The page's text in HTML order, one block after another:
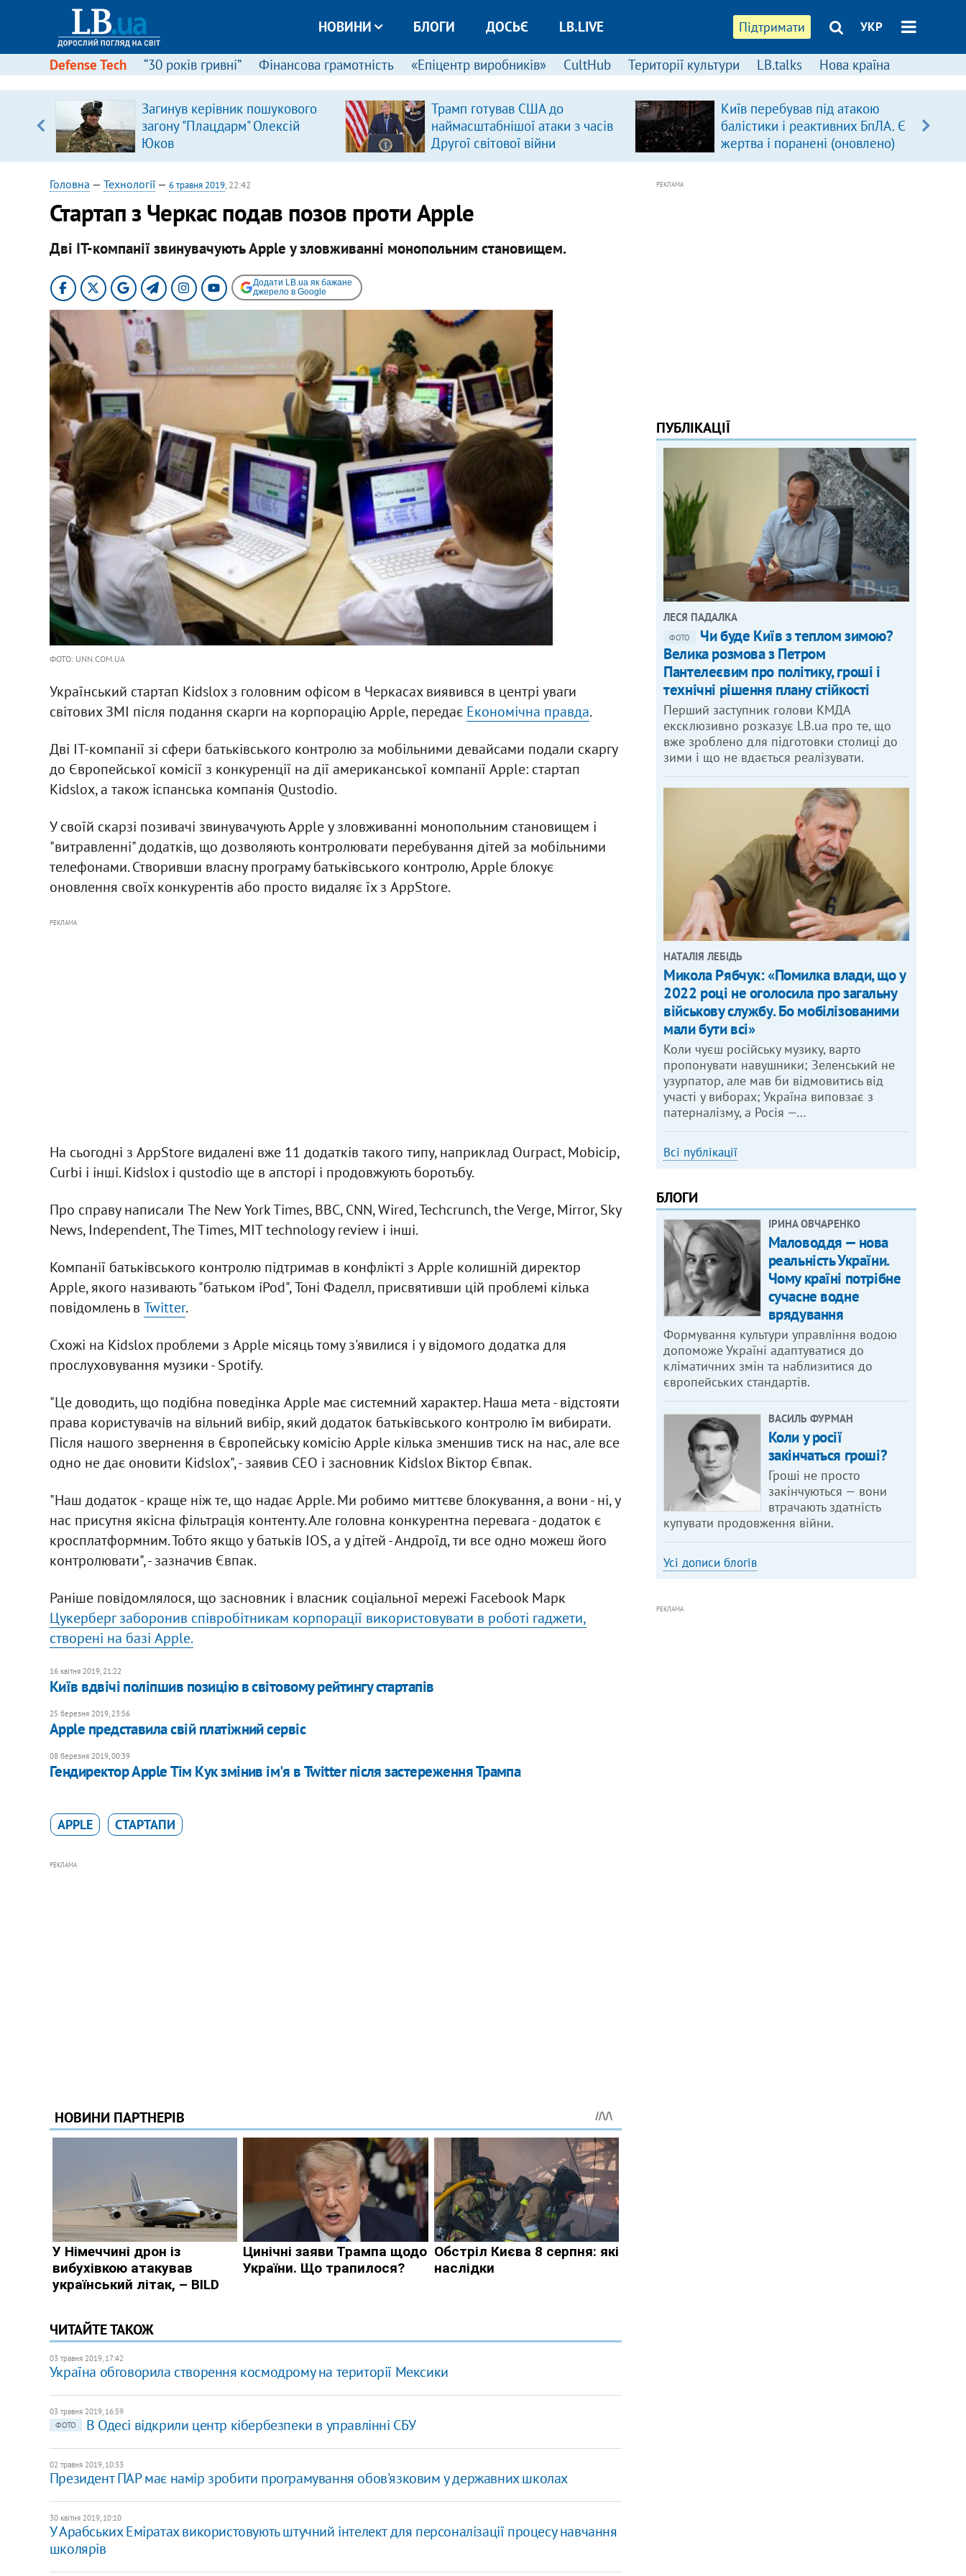
Підтримати УКР
НОВИНИ БЛОГИ ДОСЬЄ LB.LIVE
Defense Tech “30 років гривні” Фінансова грамотність «Епіцентр виробників» CultHub Території культури LB.talks Нова країна
Загинув керівник пошукового
загону "Плацдарм" Олексій
Юков
Трамп готував США до
наймасштабнішої атаки з часів
Другої світової війни
Київ перебував під атакою
балістики і реактивних БпЛА. Є
жертва і поранені (оновлено)
Головна — Технології— 6 травня 2019, 22:42
Стартап з Черкас подав позов проти Apple
Дві ІТ-компанії звинувачують Apple у зловживанні монопольним становищем.
Додати LB.ua як бажане
джерело в Google
ФОТО: UNN.COM.UA
Український стартап Kidslox з головним офісом в Черкасах виявився в центрі уваги
світових ЗМІ після подання скарги на корпорацію Apple, передає Економічна правда.
Дві ІТ-компанії зі сфери батьківського контролю за мобільними девайсами подали скаргу
до Європейської комісії з конкуренції на дії американської компанії Apple: стартап
Kidslox, а також іспанська компанія Qustodio.
У своїй скарзі позивачі звинувачують Apple у зловживанні монопольним становищем і
"витравленні" додатків, що дозволяють контролювати перебування дітей за мобільними
телефонами. Створивши власну програму батьківського контролю, Apple блокує
оновлення своїх конкурентів або просто видаляє їх з AppStore.
РЕКЛАМА
На сьогодні з AppStore видалені вже 11 додатків такого типу, наприклад Ourpact, Mobicip,
Сurbi і інші. Kidslox і qustodio ще в апсторі і продовжують боротьбу.
Про справу написали The New York Times, BBC, CNN, Wired, Techcrunch, the Verge, Mirror, Sky
News, Independent, The Times, MIT technology review і інші.
Компанії батьківського контролю підтримав в конфлікті з Apple колишній директор
Apple, якого називають "батьком iPod", Тоні Фаделл, присвятивши цій проблемі кілька
повідомлень в Twitter.
Схожі на Kidslox проблеми з Apple місяць тому з'явилися і у відомого додатка для
прослуховування музики - Spotify.
"Це доводить, що подібна поведінка Apple має системний характер. Наша мета - відстояти
права користувачів на вільний вибір, який додаток батьківського контролю їм вибирати.
Після нашого звернення в Європейську комісію Apple кілька зменшив тиск на нас, але все
одно не дає оновити Kidslox", - заявив СЕО і засновник Kidslox Віктор Євпак.
"Наш додаток - краще ніж те, що надає Apple. Ми робимо миттєве блокування, а вони - ні, у
нас присутня якісна фільтрація контенту. Але головна конкурентна перевага - додаток є
кросплатформним. Тобто якщо у батьків IOS, а у дітей - Андроїд, ти все одно можеш його
контролювати", - зазначив Євпак.
Раніше повідомлялося, що засновник і власник соціальної мережі Facebook Марк
Цукерберг заборонив співробітникам корпорації використовувати в роботі гаджети,
створені на базі Apple.
16 квітня 2019, 21:22
Київ вдвічі поліпшив позицію в світовому рейтингу стартапів
25 березня 2019, 23:56
Apple представила свій платіжний сервіс
08 березня 2019, 00:39
Гендиректор Apple Тім Кук змінив ім'я в Twitter після застереження Трампа
APPLE СТАРТАПИ
РЕКЛАМА
ЧИТАЙТЕ ТАКОЖ
03 травня 2019, 17:42
Україна обговорила створення космодрому на території Мексики
03 травня 2019, 16:59
ФОТО
В Одесі відкрили центр кібербезпеки в управлінні СБУ
02 травня 2019, 10:33
Президент ПАР має намір зробити програмування обов'язковим у державних школах
30 квітня 2019, 10:10
У Арабських Еміратах використовують штучний інтелект для персоналізації процесу навчання
школярів
РЕКЛАМА
ПУБЛІКАЦІЇ
ЛЕСЯ ПАДАЛКА
ФОТО
Чи буде Київ з теплом зимою?
Велика розмова з Петром
Пантелеєвим про політику, гроші і
технічні рішення плану стійкості
Перший заступник голови КМДА
ексклюзивно розказує LB.ua про те, що
вже зроблено для підготовки столиці до
зими і що не вдається реалізувати.
НАТАЛІЯ ЛЕБІДЬ
Микола Рябчук: «Помилка влади, що у
2022 році не оголосила про загальну
військову службу. Бо мобілізованими
мали бути всі»
Коли чуєш російську музику, варто
пропонувати навушники; Зеленський не
узурпатор, але мав би відмовитись від
участі у виборах; Україна виповзає з
патерналізму, а Росія —…
Всі публікації
БЛОГИ
ІРИНА ОВЧАРЕНКО
Маловоддя — нова
реальність України.
Чому країні потрібне
сучасне водне
врядування
Формування культури управління водою
допоможе Україні адаптуватися до
кліматичних змін та наблизитися до
європейських стандартів.
ВАСИЛЬ ФУРМАН
Коли у росії
закінчаться гроші?
Гроші не просто
закінчуються — вони
втрачають здатність
купувати продовження війни.
Усі дописи блогів
РЕКЛАМА